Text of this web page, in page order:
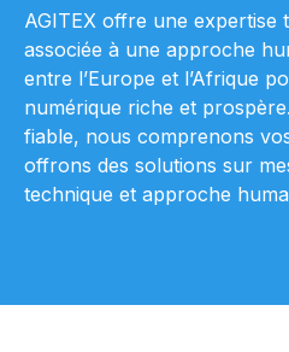
AGITEX offre une expertise
associée à une approche
entre l’Europe et l’Afrique
numérique riche et
fiable, nous comprenons
offrons des solutions sur
technique et approche